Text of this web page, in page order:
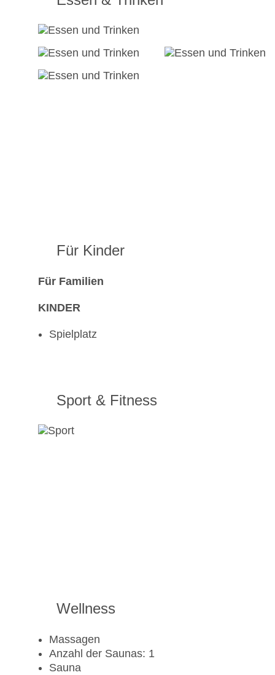
Für Kinder
Für Familien
KINDER
Spielplatz
Sport & Fitness
Wellness
Massagen
Anzahl der Saunas: 1
Sauna